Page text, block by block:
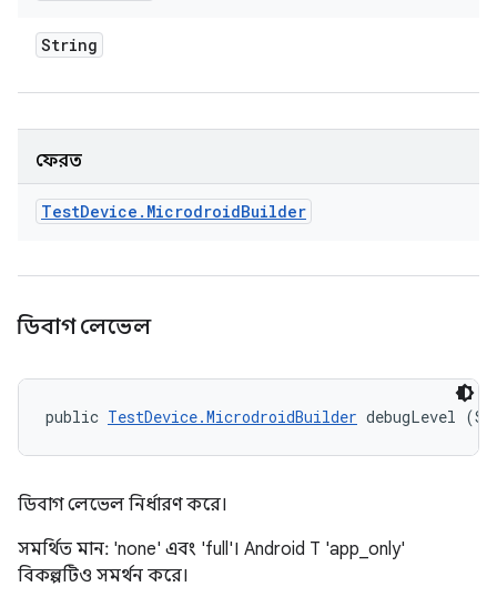
String
ফেরত
TestDevice . MicrodroidBuilder
ডিবাগ লেভেল
public TestDevice.MicrodroidBuilder debugLevel
ডিবাগ লেভেল নির্ধারণ করে।
সমর্থিত মান: 'none' এবং 'full'। Android T 'app_only'
বিকল্পটিও সমর্থন করে।